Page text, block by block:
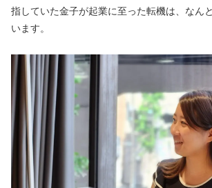
指していた金子が起業に至った転機は、なん
います。